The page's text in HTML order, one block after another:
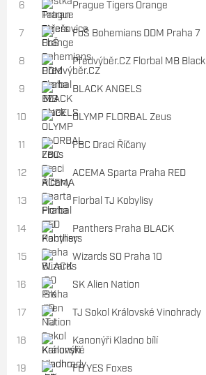
6 Prague Tigers Orange
7 FbŠ Bohemians DDM Praha 7
8 Předvýběr.CZ Florbal MB Black
9 BLACK ANGELS
10 OLYMP FLORBAL Zeus
11 FBC Draci Říčany
12 ACEMA Sparta Praha RED
13 Florbal TJ Kobylisy
14 Panthers Praha BLACK
15 Wizards SO Praha 10
16 SK Alien Nation
17 TJ Sokol Královské Vinohrady
18 Kanonýři Kladno bílí
19 FB YES Foxes